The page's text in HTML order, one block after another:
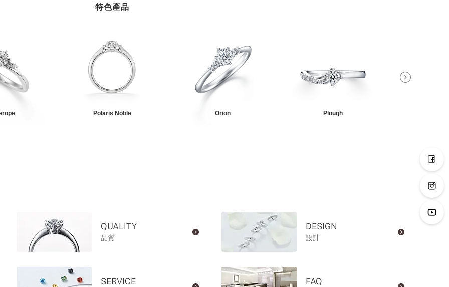
特色產品
Polaris Noble Orion Plough
QUALITY
品質
DESIGN
設計
SERVICE FAQ